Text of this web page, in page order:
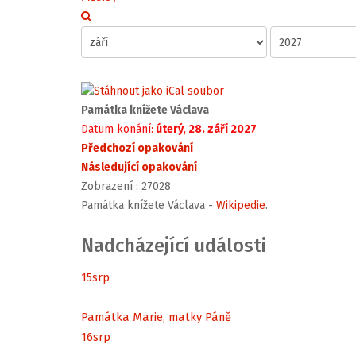
Památka knížete Václava
Datum konání: úterý, 28. září 2027
Předchozí opakování
Následující opakování
Zobrazení : 27028
Památka knížete Václava - Wikipedie.
Nadcházející události
15srp
Památka Marie, matky Páně
16srp